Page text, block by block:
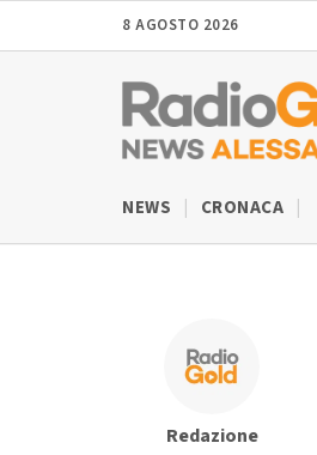
8 AGOSTO 2026
NEWS CRONACA
Redazione